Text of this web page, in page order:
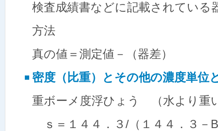
検査成績書などに記載されている
方法
真の値＝測定値－（器差）
密度（比重）とその他の濃度単位
重ボーメ度浮ひょう （水より重
ｓ＝１４４．３/（１４４．